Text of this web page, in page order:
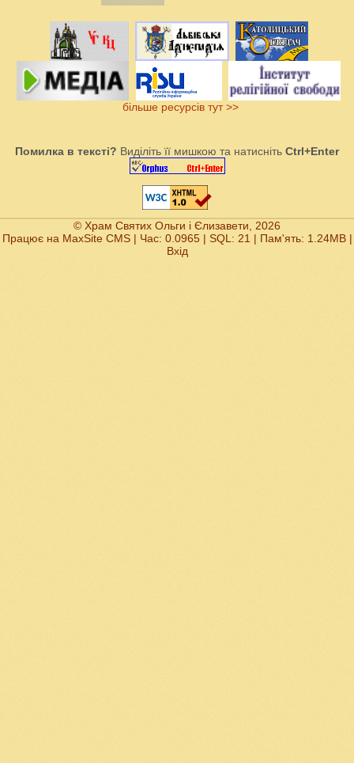
більше ресурсів тут >>
Помилка в тексті? Виділіть її мишкою та натисніть Ctrl+Enter
© Храм Святих Ольги і Єлизавети, 2026
Працює на MaxSite CMS| Час: 0.0965 | SQL: 21 | Пам'ять: 1.24MB|
Вхід